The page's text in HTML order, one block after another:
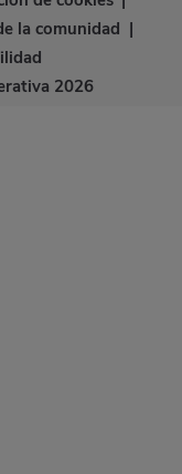
la comunidad |
2026